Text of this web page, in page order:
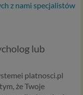
z nami specjalistów
lub
platnosci.pl
że Twoje
trzecią. Ta
dotyczy
konieczność
(np.
nie loguje się
pomiarów